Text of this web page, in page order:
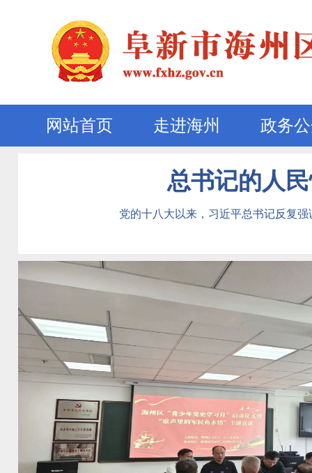
网站首页 走进海州 政务
总书记的人
党的十八大以来，习近平总书记反复